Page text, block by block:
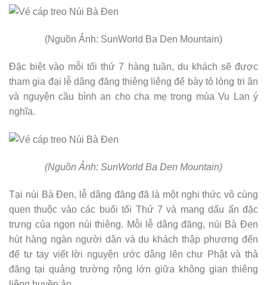
(Nguồn Ảnh: SunWorld Ba Den Mountain)
Đặc biệt vào mỗi tối thứ 7 hàng tuần, du khách sẽ được
tham gia đại lễ dâng đăng thiêng liêng để bày tỏ lòng tri ân
và nguyện cầu bình an cho cha mẹ trong mùa Vu Lan ý
nghĩa.
(Nguồn Ảnh: SunWorld Ba Den Mountain)
Tại núi Bà Đen, lễ dâng đăng đã là một nghi thức vô cùng
quen thuộc vào các buổi tối Thứ 7 và mang dấu ấn đặc
trưng của ngọn núi thiêng. Mỗi lễ dâng đăng, núi Bà Đen
hút hàng ngàn người dân và du khách thập phương đến
để tự tay viết lời nguyện ước dâng lên chư Phật và thả
đăng tại quảng trường rộng lớn giữa không gian thiêng